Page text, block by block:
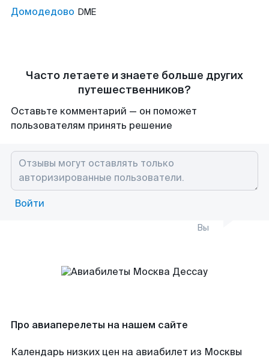
Домодедово DME
Часто летаете и знаете больше других
путешественников?
Оставьте комментарий — он поможет
пользователям принять решение
Войти
Вы
Про авиаперелеты на нашем сайте
Календарь низких цен на авиабилет из Москвы